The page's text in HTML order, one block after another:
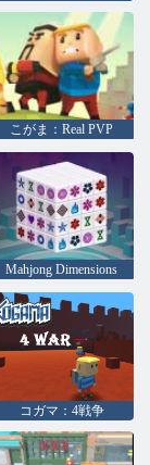
こがま：Real PVP
Mahjong Dimensions
コガマ：4戦争